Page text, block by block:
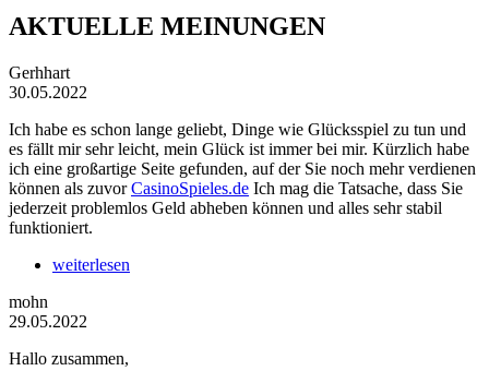
AKTUELLE MEINUNGEN
Gerhhart
30.05.2022
Ich habe es schon lange geliebt, Dinge wie Glücksspiel zu tun und
es fällt mir sehr leicht, mein Glück ist immer bei mir. Kürzlich habe
ich eine großartige Seite gefunden, auf der Sie noch mehr verdienen
können als zuvorCasinoSpieles.de Ich mag die Tatsache, dass Sie
jederzeit problemlos Geld abheben können und alles sehr stabil
funktioniert.
weiterlesen
mohn
29.05.2022
Hallo zusammen,